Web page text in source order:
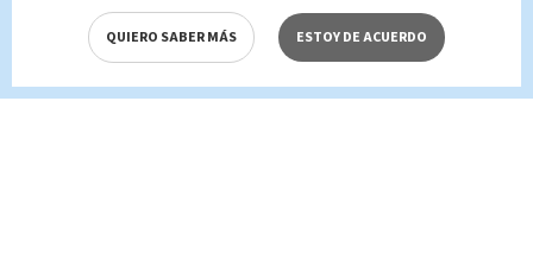
QUIERO SABER MÁS ESTOY DE ACUERDO